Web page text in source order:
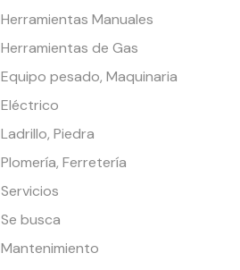
Herramientas Manuales
Herramientas de Gas
Equipo pesado, Maquinaria
Eléctrico
Ladrillo, Piedra
Plomería, Ferretería
Servicios
Se busca
Mantenimiento